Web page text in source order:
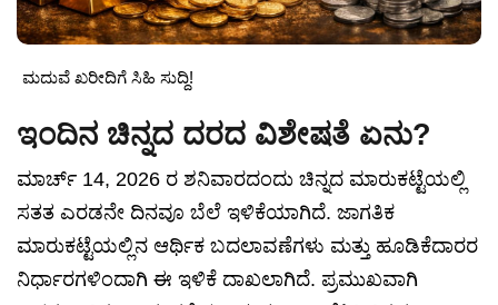
ಮದುವೆ ಖರೀದಿಗೆ ಸಿಹಿ ಸುದ್ದಿ!
ಇಂದಿನ ಚಿನ್ನದ ದರದ ವಿಶೇಷತೆ ಏನು?
ಮಾರ್ಚ್ 14, 2026 ರ ಶನಿವಾರದಂದು ಚಿನ್ನದ ಮಾರುಕಟ್ಟೆಯಲ್ಲಿ
ಸತತ ಎರಡನೇ ದಿನವೂ ಬೆಲೆ ಇಳಿಕೆಯಾಗಿದೆ. ಜಾಗತಿಕ
ಮಾರುಕಟ್ಟೆಯಲ್ಲಿನ ಆರ್ಥಿಕ ಬದಲಾವಣೆಗಳು ಮತ್ತು ಹೂಡಿಕೆದಾರರ
ನಿರ್ಧಾರಗಳಿಂದಾಗಿ ಈ ಇಳಿಕೆ ದಾಖಲಾಗಿದೆ. ಪ್ರಮುಖವಾಗಿ